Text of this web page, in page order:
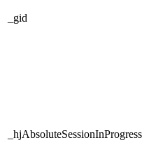
_gid
_hjAbsoluteSessionInProgress